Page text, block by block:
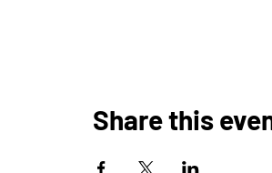
Share this